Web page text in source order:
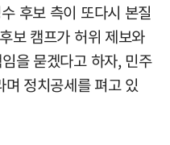
후보 측이 또다시 본질
보 캠프가 허위 제보와
을 묻겠다고 하자, 민주
정치공세를 펴고 있